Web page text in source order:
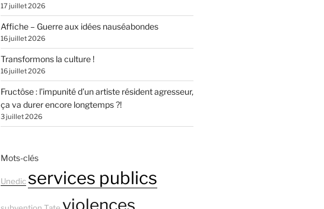
17 juillet 2026
Affiche – Guerre aux idées nauséabondes
16 juillet 2026
Transformons la culture !
16 juillet 2026
Fructôse : l’impunité d’un artiste résident agresseur,
ça va durer encore longtemps ?!
3 juillet 2026
Mots-clés
Unedic services publics
violences